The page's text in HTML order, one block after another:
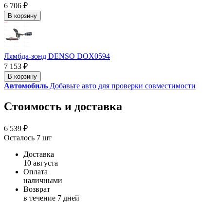
6 706 ₽
В корзину
Лямбда-зонд DENSO DOX0594
7 153 ₽
В корзину
Автомобиль Добавьте авто для проверки совместимости
Стоимость и доставка
6 539 ₽
Осталось 7 шт
Доставка
10 августа
Оплата
наличными
Возврат
в течение 7 дней